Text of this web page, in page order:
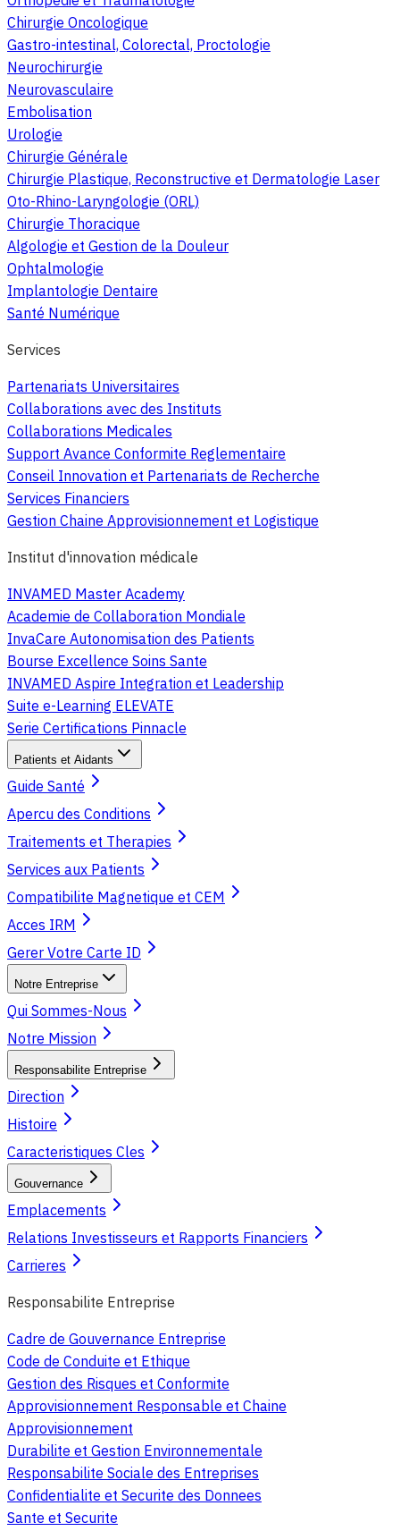
Chirurgie Oncologique
Gastro-intestinal, Colorectal, Proctologie
Neurochirurgie
Neurovasculaire
Embolisation
Urologie
Chirurgie Générale
Chirurgie Plastique, Reconstructive et Dermatologie Laser
Oto-Rhino-Laryngologie (ORL)
Chirurgie Thoracique
Algologie et Gestion de la Douleur
Ophtalmologie
Implantologie Dentaire
Santé Numérique
Services
Partenariats Universitaires
Collaborations avec des Instituts
Collaborations Medicales
Support Avance Conformite Reglementaire
Conseil Innovation et Partenariats de Recherche
Services Financiers
Gestion Chaine Approvisionnement et Logistique
Institut d'innovation médicale
INVAMED Master Academy
Academie de Collaboration Mondiale
InvaCare Autonomisation des Patients
Bourse Excellence Soins Sante
INVAMED Aspire Integration et Leadership
Suite e-Learning ELEVATE
Serie Certifications Pinnacle
Patients et Aidants
Guide Santé
Apercu des Conditions
Traitements et Therapies
Services aux Patients
Compatibilite Magnetique et CEM
Acces IRM
Gerer Votre Carte ID
Notre Entreprise
Qui Sommes-Nous
Notre Mission
Responsabilite Entreprise
Direction
Histoire
Caracteristiques Cles
Gouvernance
Emplacements
Relations Investisseurs et Rapports Financiers
Carrieres
Responsabilite Entreprise
Cadre de Gouvernance Entreprise
Code de Conduite et Ethique
Gestion des Risques et Conformite
Approvisionnement Responsable et Chaine
Approvisionnement
Durabilite et Gestion Environnementale
Responsabilite Sociale des Entreprises
Confidentialite et Securite des Donnees
Sante et Securite